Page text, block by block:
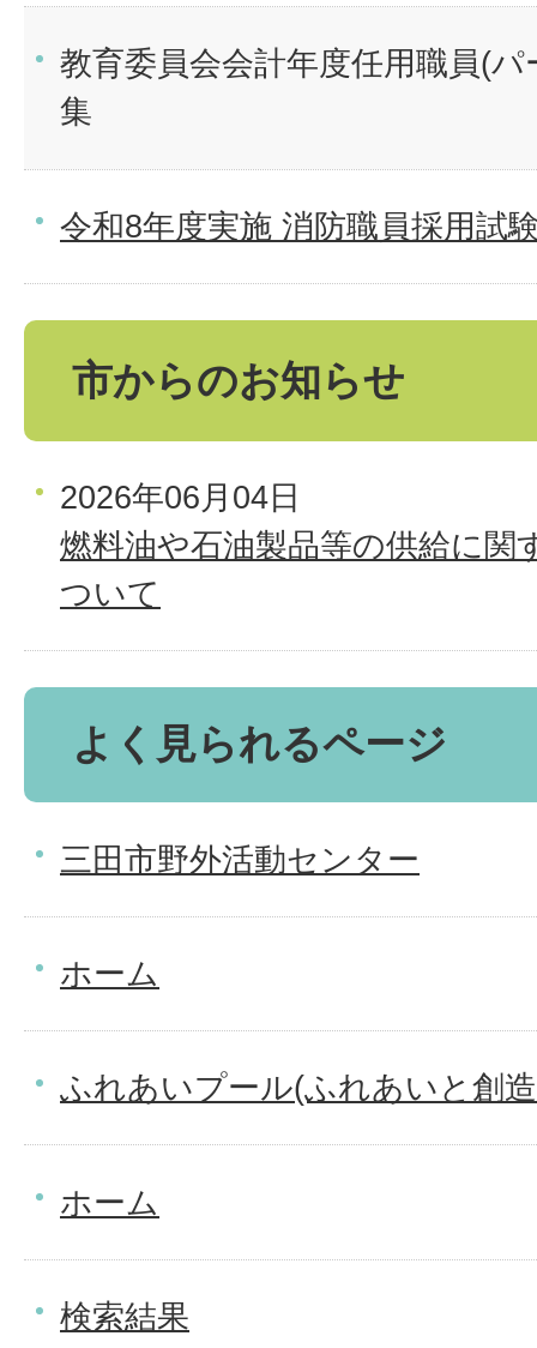
教育委員会会計年度任用職員(
集
令和8年度実施 消防職員採用試
市からのお知らせ
2026年06月04日
燃料油や石油製品等の供給に関
ついて
よく見られるページ
三田市野外活動センター
ホーム
ふれあいプール(ふれあいと創
ホーム
検索結果